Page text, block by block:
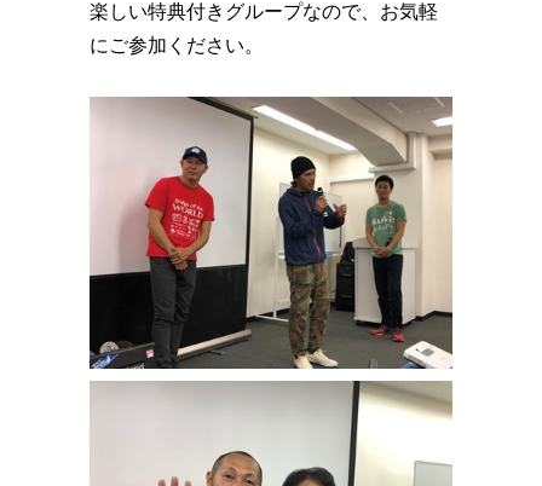
楽しい特典付きグループなので、お気軽
にご参加ください。